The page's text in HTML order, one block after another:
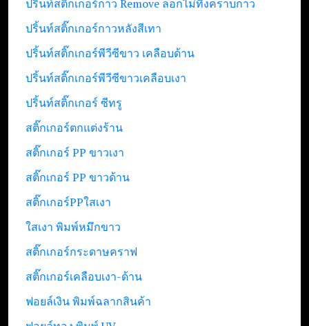
ปริ้นท์สติ๊กเกอร์กาว Remove ลอกไม่ทิ้งคราบกาว
ปริ้นท์สติ๊กเกอร์กาวหลังสีเทา
ปริ้นท์สติ๊กเกอร์พีวีซีขาว เคลือบด้าน
ปริ้นท์สติ๊กเกอร์พีวีซีขาวเคลือบเงา
ปริ้นท์สติ๊กเกอร์ ซีทรู
สติ๊กเกอร์ตกแต่งร้าน
สติ๊กเกอร์ PP ขาวเงา
สติ๊กเกอร์ PP ขาวด้าน
สติ๊กเกอร์PPใสเงา
ใสเงา พิมพ์หมึกขาว
สติ๊กเกอร์กระดาษคราฟ
สติ๊กเกอร์เคลือบเงา-ด้าน
ฟอยล์เงิน พิมพ์ฉลากสินค้า